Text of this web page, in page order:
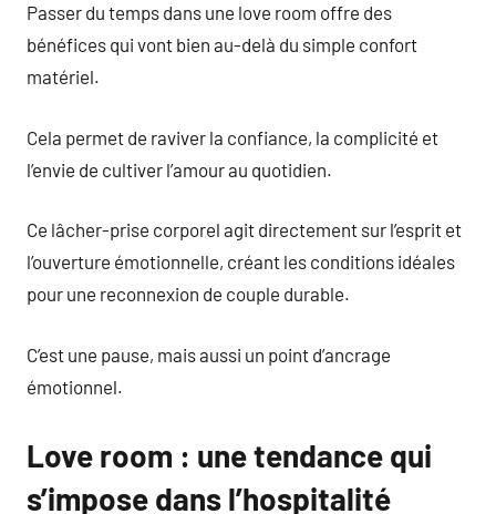
Passer du temps dans une love room offre des
bénéfices qui vont bien au-delà du simple confort
matériel.
Cela permet de raviver la confiance, la complicité et
l’envie de cultiver l’amour au quotidien.
Ce lâcher-prise corporel agit directement sur l’esprit et
l’ouverture émotionnelle, créant les conditions idéales
pour une reconnexion de couple durable.
C’est une pause, mais aussi un point d’ancrage
émotionnel.
Love room : une tendance qui
s’impose dans l’hospitalité